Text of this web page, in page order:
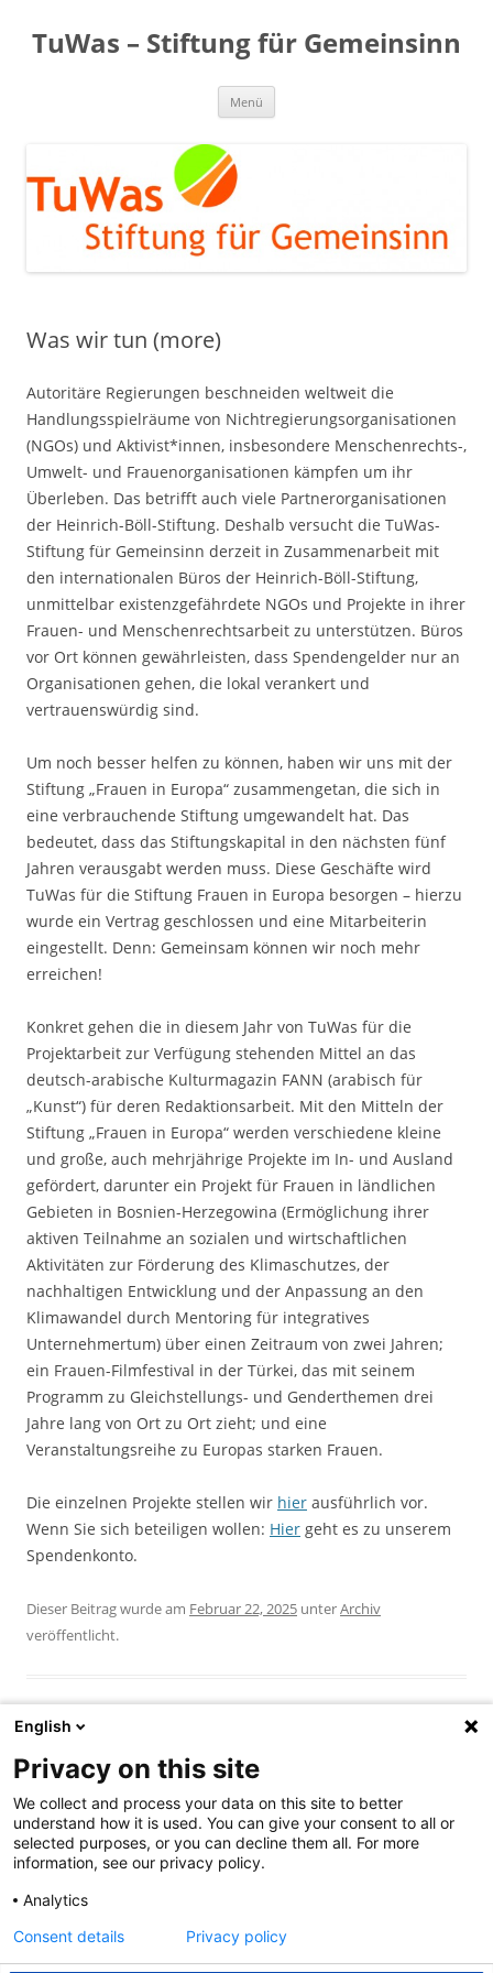
springen
TuWas – Stiftung für Gemeinsinn
Menü
Was wir tun (more)
Autoritäre Regierungen beschneiden weltweit die
Handlungsspielräume von Nichtregierungsorganisationen
(NGOs) und Aktivist*innen, insbesondere Menschenrechts-,
Umwelt- und Frauenorganisationen kämpfen um ihr
Überleben. Das betrifft auch viele Partnerorganisationen
der Heinrich-Böll-Stiftung. Deshalb versucht die TuWas-
Stiftung für Gemeinsinn derzeit in Zusammenarbeit mit
den internationalen Büros der Heinrich-Böll-Stiftung,
unmittelbar existenzgefährdete NGOs und Projekte in ihrer
Frauen- und Menschenrechtsarbeit zu unterstützen. Büros
vor Ort können gewährleisten, dass Spendengelder nur an
Organisationen gehen, die lokal verankert und
vertrauenswürdig sind.
Um noch besser helfen zu können, haben wir uns mit der
Stiftung „Frauen in Europa“ zusammengetan, die sich in
eine verbrauchende Stiftung umgewandelt hat. Das
bedeutet, dass das Stiftungskapital in den nächsten fünf
Jahren verausgabt werden muss. Diese Geschäfte wird
TuWas für die Stiftung Frauen in Europa besorgen – hierzu
wurde ein Vertrag geschlossen und eine Mitarbeiterin
eingestellt. Denn: Gemeinsam können wir noch mehr
erreichen!
Konkret gehen die in diesem Jahr von TuWas für die
Projektarbeit zur Verfügung stehenden Mittel an das
deutsch-arabische Kulturmagazin FANN (arabisch für
„Kunst“) für deren Redaktionsarbeit. Mit den Mitteln der
Stiftung „Frauen in Europa“ werden verschiedene kleine
und große, auch mehrjährige Projekte im In- und Ausland
gefördert, darunter ein Projekt für Frauen in ländlichen
Gebieten in Bosnien-Herzegowina (Ermöglichung ihrer
aktiven Teilnahme an sozialen und wirtschaftlichen
Aktivitäten zur Förderung des Klimaschutzes, der
nachhaltigen Entwicklung und der Anpassung an den
Klimawandel durch Mentoring für integratives
Unternehmertum) über einen Zeitraum von zwei Jahren;
ein Frauen-Filmfestival in der Türkei, das mit seinem
Programm zu Gleichstellungs- und Genderthemen drei
Jahre lang von Ort zu Ort zieht; und eine
Veranstaltungsreihe zu Europas starken Frauen.
Die einzelnen Projekte stellen wir hier ausführlich vor.
Wenn Sie sich beteiligen wollen: Hier geht es zu unserem
Spendenkonto.
Dieser Beitrag wurde am Februar 22, 2025 unterArchiv
veröffentlicht.
Beitragsnavigation
←Brandenburger Netzwerk
BRÜCKEN STATT GRÄBEN
(more)
Vorstandsmitglied Antonie
Nord→
Suchen
nach:
English
Privacy on this site
We collect and process your data on this site to better
understand how it is used. You can give your consent to all or
selected purposes, or you can decline them all. For more
information, see our privacy policy.
Analytics
Consent details
Privacy policy